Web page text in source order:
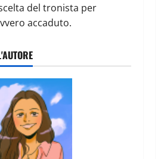
del tronista per
accaduto.